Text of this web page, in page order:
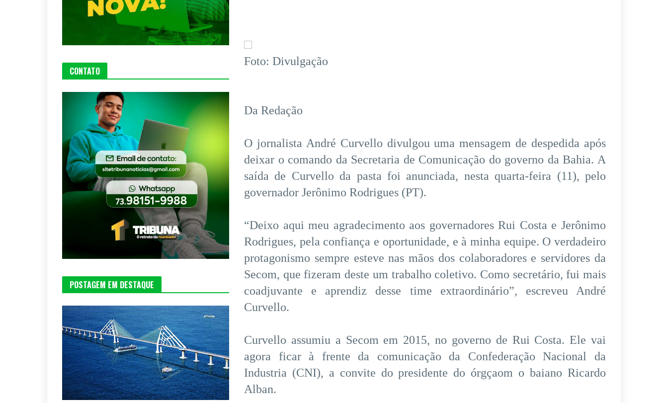
Foto: Divulgação
Da Redação
O jornalista André Curvello divulgou uma mensagem de despedida após
deixar o comando da Secretaria de Comunicação do governo da Bahia. A
saída de Curvello da pasta foi anunciada, nesta quarta-feira (11), pelo
governador Jerônimo Rodrigues (PT).
“Deixo aqui meu agradecimento aos governadores Rui Costa e Jerônimo
Rodrigues, pela confiança e oportunidade, e à minha equipe. O verdadeiro
protagonismo sempre esteve nas mãos dos colaboradores e servidores da
Secom, que fizeram deste um trabalho coletivo. Como secretário, fui mais
coadjuvante e aprendiz desse time extraordinário”, escreveu André
Curvello.
Curvello assumiu a Secom em 2015, no governo de Rui Costa. Ele vai
agora ficar à frente da comunicação da Confederação Nacional da
Industria (CNI), a convite do presidente do órgçaom o baiano Ricardo
Alban.
CONTATO
POSTAGEM EM DESTAQUE